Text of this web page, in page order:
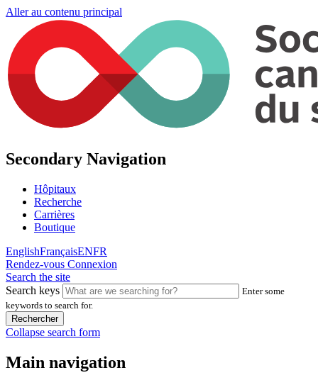
Aller au contenu principal
Secondary Navigation
Hôpitaux
Recherche
Carrières
Boutique
EnglishFrançaisENFR
Rendez-vous Connexion
Search the site
Search keys
Enter some
keywords to search for.
Collapse search form
Main navigation